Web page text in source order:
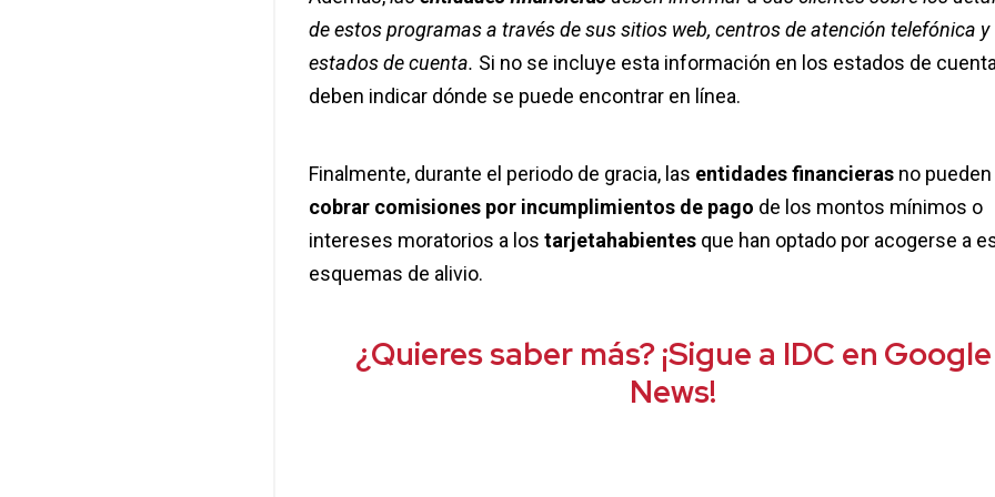
de estos programas a través de sus sitios web, centros de atención telefónica y
estados de cuenta. Si no se incluye esta información en los estados de
deben indicar dónde se puede encontrar en línea.
Finalmente, durante el periodo de gracia, las entidades financieras no pueden
cobrar comisiones por incumplimientos de pago de los montos mínimos o
intereses moratorios a los tarjetahabientes que han optado por acogerse a
esquemas de alivio.
¿Quieres saber más? ¡Sigue a IDC en Google
News!